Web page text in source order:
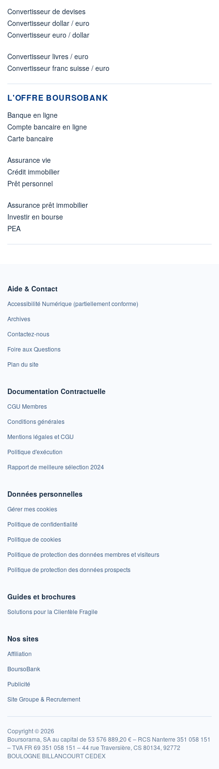
Convertisseur de devises
Convertisseur dollar / euro
Convertisseur euro / dollar
Convertisseur livres / euro
Convertisseur franc suisse / euro
L'OFFRE BOURSOBANK
Banque en ligne
Compte bancaire en ligne
Carte bancaire
Assurance vie
Crédit immobilier
Prêt personnel
Assurance prêt immobilier
Investir en bourse
PEA
Aide & Contact
Accessibilité Numérique (partiellement conforme)
Archives
Contactez-nous
Foire aux Questions
Plan du site
Documentation Contractuelle
CGU Membres
Conditions générales
Mentions légales et CGU
Politique d'exécution
Rapport de meilleure sélection 2024
Données personnelles
Gérer mes cookies
Politique de confidentialité
Politique de cookies
Politique de protection des données membres et visiteurs
Politique de protection des données prospects
Guides et brochures
Solutions pour la Clientèle Fragile
Nos sites
Affiliation
BoursoBank
Publicité
Site Groupe & Recrutement
Copyright © 2026
Boursorama, SA au capital de 53 576 889,20 € – RCS Nanterre 351 058 151
– TVA FR 69 351 058 151 – 44 rue Traversière, CS 80134, 92772
BOULOGNE BILLANCOURT CEDEX